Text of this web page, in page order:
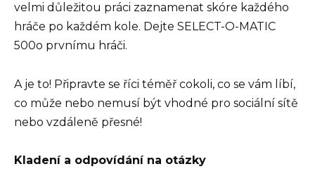
velmi důležitou práci zaznamenat skóre každého
hráče po každém kole. Dejte SELECT-O-MATIC
500o prvnímu hráči.
A je to! Připravte se říci téměř cokoli, co se vám líbí,
co může nebo nemusí být vhodné pro sociální sítě
nebo vzdáleně přesné!
Kladení a odpovídání na otázky